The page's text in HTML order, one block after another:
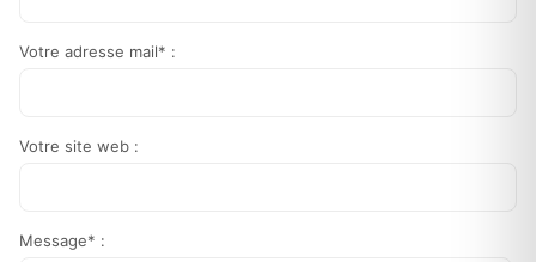
Votre adresse mail* :
Votre site web :
Message* :